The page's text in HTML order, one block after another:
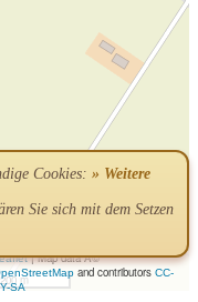
Cookies: » Weitere
Sie sich mit dem Setzen